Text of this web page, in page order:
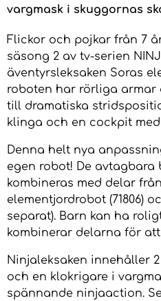
vargmask i skuggornas
Flickor och pojkar från 7
säsong 2 av tv-serien
äventyrsleksaken Soras
roboten har rörliga armar
till dramatiska
klinga och en cockpit
Denna helt nya
egen robot! De avtagbara
kombineras med delar
elementjordrobot (71806)
separat). Barn kan ha
kombinerar delarna för
Ninjaleksaken innehåller
och en klokrigare i
spännande ninjaaction.